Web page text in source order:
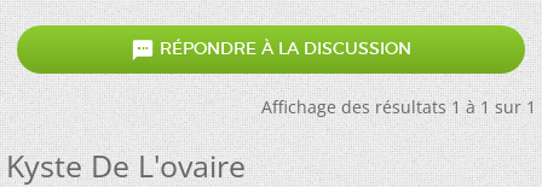
 RÉPONDRE À LA DISCUSSION
Affichage des résultats 1 à 1 sur 1
Kyste De L'ovaire